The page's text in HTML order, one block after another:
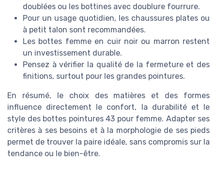
doublées ou les bottines avec doublure fourrure.
Pour un usage quotidien, les chaussures plates ou
à petit talon sont recommandées.
Les bottes femme en cuir noir ou marron restent
un investissement durable.
Pensez à vérifier la qualité de la fermeture et des
finitions, surtout pour les grandes pointures.
En résumé, le choix des matières et des formes
influence directement le confort, la durabilité et le
style des bottes pointures 43 pour femme. Adapter ses
critères à ses besoins et à la morphologie de ses pieds
permet de trouver la paire idéale, sans compromis sur la
tendance ou le bien-être.